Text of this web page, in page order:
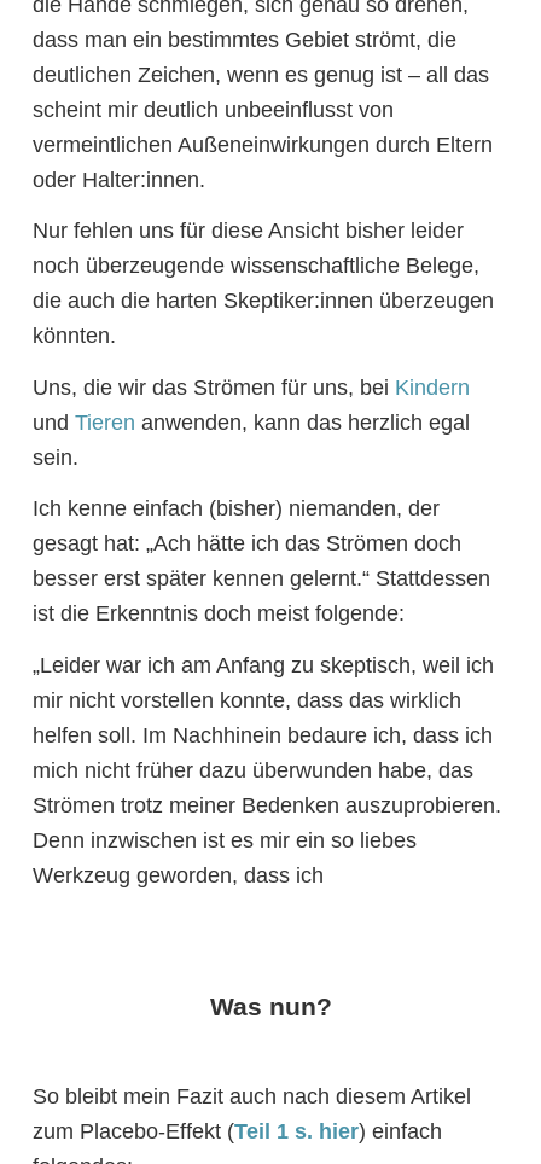
dass man ein bestimmtes Gebiet strömt, die
deutlichen Zeichen, wenn es genug ist – all das
scheint mir deutlich unbeeinflusst von
vermeintlichen Außeneinwirkungen durch Eltern
oder Halter:innen.
Nur fehlen uns für diese Ansicht bisher leider
noch überzeugende wissenschaftliche Belege,
die auch die harten Skeptiker:innen überzeugen
könnten.
Uns, die wir das Strömen für uns, bei Kindern
und Tieren anwenden, kann das herzlich egal
sein.
Ich kenne einfach (bisher) niemanden, der
gesagt hat: „Ach hätte ich das Strömen doch
besser erst später kennen gelernt.“ Stattdessen
ist die Erkenntnis doch meist folgende:
„Leider war ich am Anfang zu skeptisch, weil ich
mir nicht vorstellen konnte, dass das wirklich
helfen soll. Im Nachhinein bedaure ich, dass ich
mich nicht früher dazu überwunden habe, das
Strömen trotz meiner Bedenken auszuprobieren.
Denn inzwischen ist es mir ein so liebes
Werkzeug geworden, dass ich
Was nun?
So bleibt mein Fazit auch nach diesem Artikel
zum Placebo-Effekt (Teil 1 s. hier) einfach